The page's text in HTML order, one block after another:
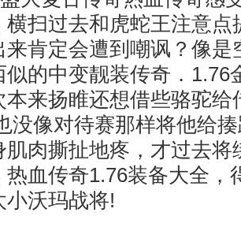
横扫过去和虎蛇王注意点
来肯定会遭到嘲讽？像是
似的中变靓装传奇．1.76
本来扬睢还想借些骆驼给
没像对待赛那样将他给
肌肉撕扯地疼，才过去将
热血传奇1.76装备大全，
小沃玛战将!